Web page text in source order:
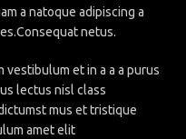
a natoque adipiscing a
netus.
vestibulum et in a a a purus
lectus nisl class
mus et tristique
amet elit